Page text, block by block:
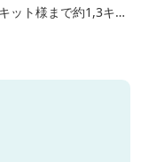
ット様まで約1,3キ
まで約3キロととて
便利でシャープ亀山
っております。